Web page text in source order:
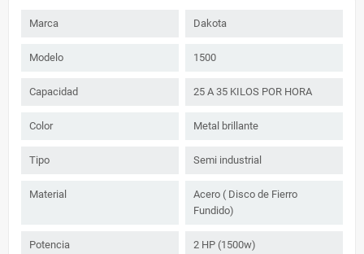
Marca Dakota
Modelo 1500
Capacidad 25 A 35 KILOS POR HORA
Color Metal brillante
Tipo Semi industrial
Material
Acero ( Disco de Fierro
Fundido)
Potencia 2 HP (1500w)